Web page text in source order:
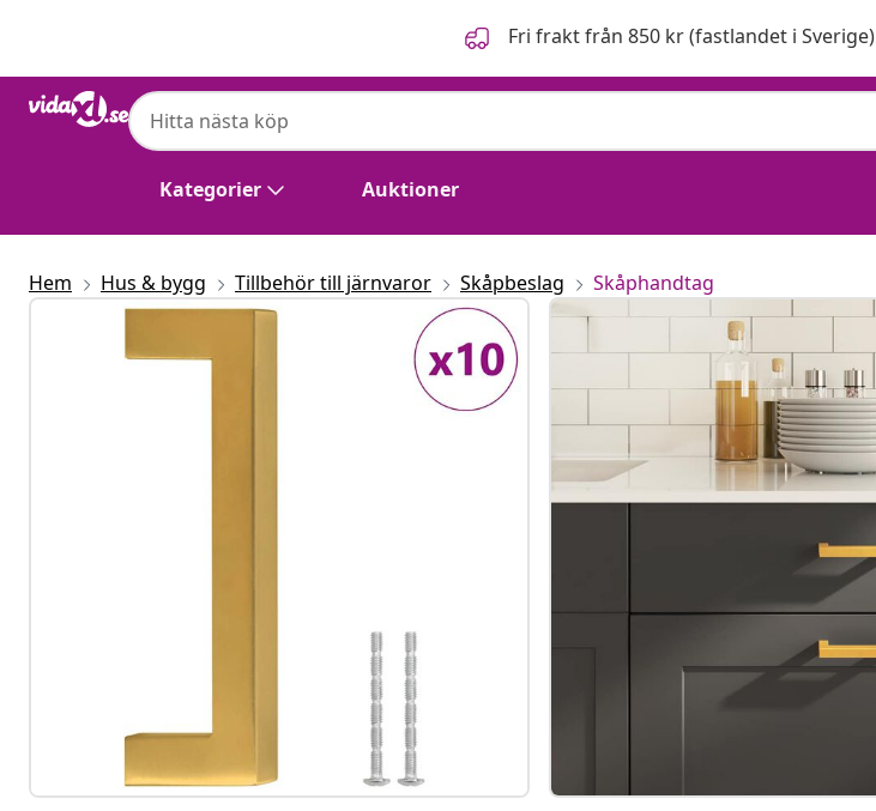
Fri frakt från 850 kr (fastlandet i Sverige)
Kategorier Auktioner
Hem Hus & bygg Tillbehör till järnvaror Skåpbeslag Skåphandtag